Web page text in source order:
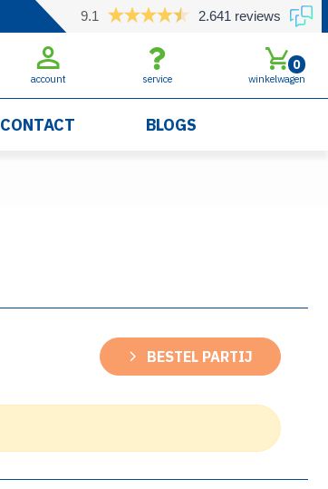
9.1 2.641 reviews
account service winkelwagen
0
CONTACT BLOGS
BESTEL PARTIJ